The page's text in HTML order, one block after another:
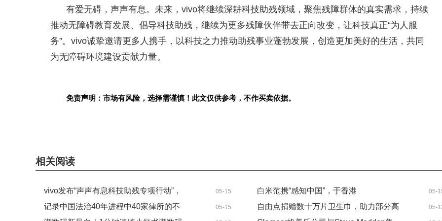
有爱无碍，声声有息。未来，vivo将继续深耕科技助残领域，聚焦残障群体的真实需求，持续
推动无障碍教育发展、倡导科技助残，继续为更多残障伙伴带去正向改变，让科技真正“为人服
务”。vivo诚挚邀请更多人携手，以科技之力推动助残事业蓬勃发展，创造更加美好的生活，共同
为无障碍环境建设贡献力量。
免责声明：市场有风险，选择需谨慎！此文仅供参考，不作买卖依据。
相关阅读
vivo发布“声声有息科技助残专项行动”，
以科技之力，共筑无障碍未来
05-15
白米范携“感知中国”，于香港
ComplexCon展开文化新篇
05-
记录中国法治40年进程中40家律所的不
05-15
自由点捐赠数十万片卫生巾，助力部分高
05-